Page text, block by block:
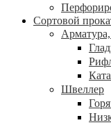
Сортовой
Арматура,
Швеллер